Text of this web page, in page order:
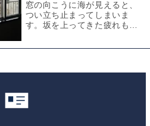
窓の向こうに海が見えると、
つい立ち止まってしまいま
す。坂を上ってきた疲れもリ